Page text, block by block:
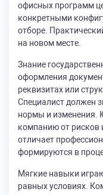
офисных программ
конкретными
отборе.
на новом месте.
Знание
оформления
реквизитах или
Специалист должен
нормы и изменения.
компанию от рисков
отличает
формируются в
Мягкие навыки
равных условиях.